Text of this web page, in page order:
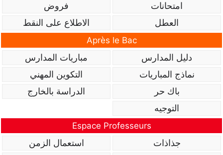
امتحانات
فروض
العطل
الاطلاع على النقط
Après le Bac
دليل المدارس
مباريات المدارس
نماذج المباريات
التكوين المهني
باك حر
الدراسة بالخارج
التوجيه
Espace Professeurs
جذاذات
استعمال الزمن